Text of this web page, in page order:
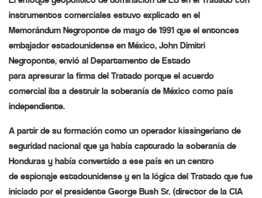
instrumentos comerciales estuvo explicado en el
Memorándum Negroponte de mayo de 1991 que el entonces
embajador estadounidense en México, John Dimitri
Negroponte, envió al Departamento de Estado
para apresurar la firma del Tratado porque el acuerdo
comercial iba a destruir la soberanía de México como país
independiente.
A partir de su formación como un operador kissingeriano de
seguridad nacional que ya había capturado la soberanía de
Honduras y había convertido a ese país en un centro
de espionaje estadounidense y en la lógica del Tratado que fue
iniciado por el presidente George Bush Sr. (director de la CIA